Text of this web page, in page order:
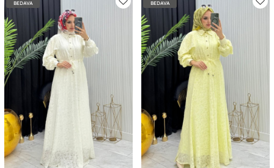
BEDAVA
BEDAVA